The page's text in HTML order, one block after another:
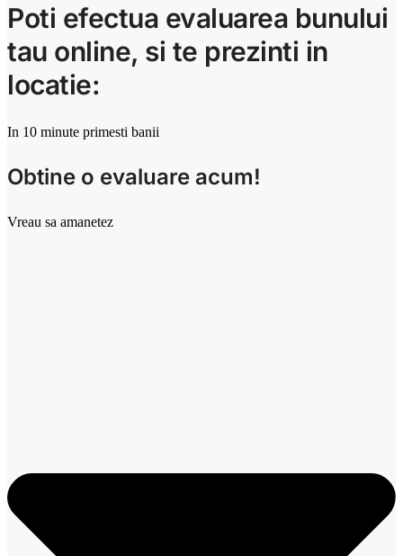
Poti efectua evaluarea bunului
tau online, si te prezinti in
locatie:
In 10 minute primesti banii
Obtine o evaluare acum!
Vreau sa amanetez